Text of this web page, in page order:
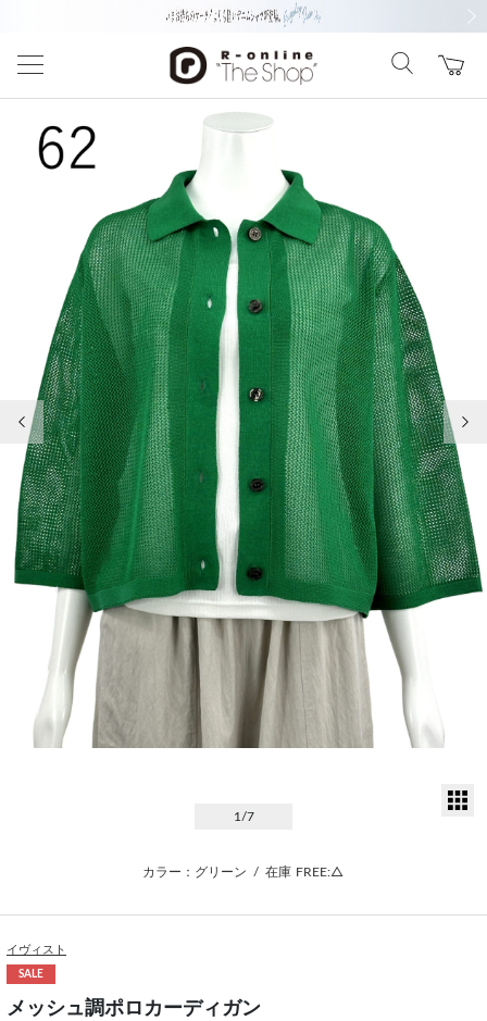
前の画像
1 /7
カラー：グリーン / 在庫 FREE:△
イヴィスト
SALE
メッシュ調ポロカーディガン